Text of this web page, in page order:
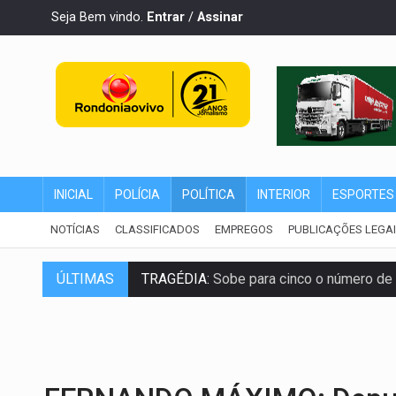
Seja Bem vindo. Entrar / Assinar
INICIAL POLÍCIA POLÍTICA INTERIOR ESPORTES
NOTÍCIAS CLASSIFICADOS EMPREGOS PUBLICAÇÕES
ÚLTIMAS TRAGÉDIA: Sobe para cinco o número
COLEGIADO:Brasil e Rússia discutem